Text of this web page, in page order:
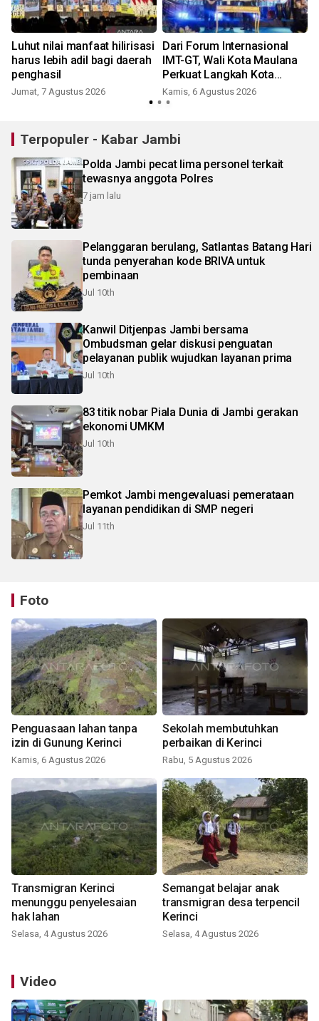
Luhut nilai manfaat hilirisasi
harus lebih adil bagi daerah
penghasil
Jumat, 7 Agustus 2026
Dari Forum Internasional
IMT-GT, Wali Kota Maulana
Perkuat Langkah Kota
Jambi Menuju Green City
Kamis, 6 Agustus 2026
Terpopuler - Kabar Jambi
Polda Jambi pecat lima personel terkait
tewasnya anggota Polres
7 jam lalu
Pelanggaran berulang, Satlantas Batang Hari
tunda penyerahan kode BRIVA untuk
pembinaan
Jul 10th
Kanwil Ditjenpas Jambi bersama
Ombudsman gelar diskusi penguatan
pelayanan publik wujudkan layanan prima
Jul 10th
83 titik nobar Piala Dunia di Jambi gerakan
ekonomi UMKM
Jul 10th
Pemkot Jambi mengevaluasi pemerataan
layanan pendidikan di SMP negeri
Jul 11th
Foto
Penguasaan lahan tanpa
izin di Gunung Kerinci
Kamis, 6 Agustus 2026
Sekolah membutuhkan
perbaikan di Kerinci
Rabu, 5 Agustus 2026
Transmigran Kerinci
menunggu penyelesaian
hak lahan
Selasa, 4 Agustus 2026
Semangat belajar anak
transmigran desa terpencil
Kerinci
Selasa, 4 Agustus 2026
Video